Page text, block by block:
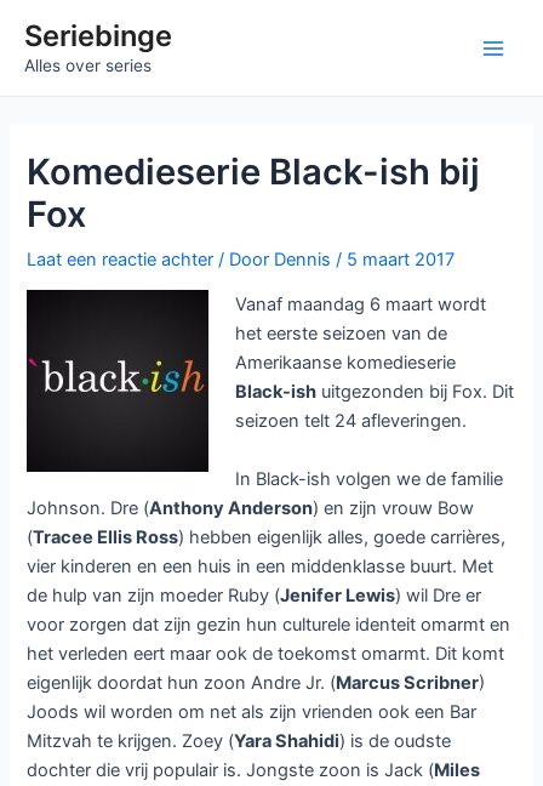
naarSeriebinge
Alles over series
Komedieserie Black-ish bij
Fox
Laat een reactie achter / Door Dennis/ 5 maart 2017
Vanaf maandag 6 maart wordt
het eerste seizoen van de
Amerikaanse komedieserie
Black-ish uitgezonden bij Fox. Dit
seizoen telt 24 afleveringen.
In Black-ish volgen we de familie
Johnson. Dre (Anthony Anderson) en zijn vrouw Bow
(Tracee Ellis Ross) hebben eigenlijk alles, goede carrières,
vier kinderen en een huis in een middenklasse buurt. Met
de hulp van zijn moeder Ruby (Jenifer Lewis) wil Dre er
voor zorgen dat zijn gezin hun culturele identeit omarmt en
het verleden eert maar ook de toekomst omarmt. Dit komt
eigenlijk doordat hun zoon Andre Jr. (Marcus Scribner)
Joods wil worden om net als zijn vrienden ook een Bar
Mitzvah te krijgen. Zoey (Yara Shahidi) is de oudste
dochter die vrij populair is. Jongste zoon is Jack (Miles